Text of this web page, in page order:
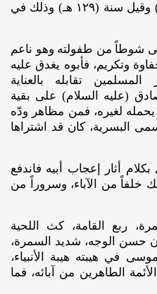
وكانت ولادته في سنة (١٢٨ هـ) وقيل سنة (١٢٩ هـ) وذلك في
شوطاً من طفولته وهو ناعم
وتكريم، فأبوه يغدق عليه
تقابله بالعناية
(عليه ‌السلام) على بقية
لغيره، فمن مظاهر ودّه
البسرية، كان قد اشتراها
أثار إعجاب أبيه فاندفع
خلفاً من الآباء، وسروراً من
ربع القامة، كث اللحية
حسن الوجه، شديد السمرة،
في هيبته هيبة الأنبياء،
الطاهرين من آبائه، فما